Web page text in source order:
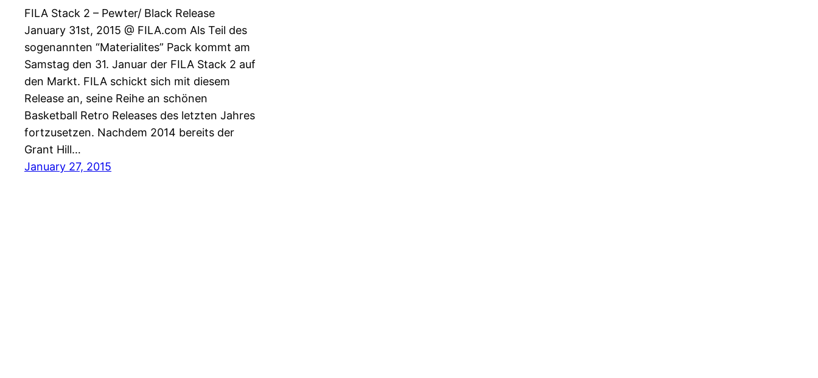
FILA Stack 2 – Pewter/ Black Release
January 31st, 2015 @ FILA.com Als Teil des
sogenannten “Materialites” Pack kommt am
Samstag den 31. Januar der FILA Stack 2 auf
den Markt. FILA schickt sich mit diesem
Release an, seine Reihe an schönen
Basketball Retro Releases des letzten Jahres
fortzusetzen. Nachdem 2014 bereits der
Grant Hill…
January 27, 2015